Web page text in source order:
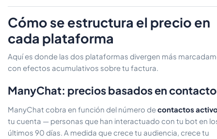
Cómo se estructura el precio en
cada plataforma
Aquí es donde las dos plataformas divergen más
con efectos acumulativos sobre tu factura.
ManyChat: precios basados en
ManyChat cobra en función del número decontactos
tu cuenta — personas que han interactuado con tu bot en
últimos 90 días. A medida que crece tu audiencia, crece tu